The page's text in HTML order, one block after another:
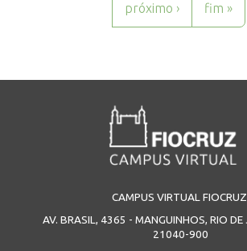
próximo › fim »
CAMPUS VIRTUAL
AV. BRASIL, 4365 - MANGUINHOS, RIO DE
21040-900